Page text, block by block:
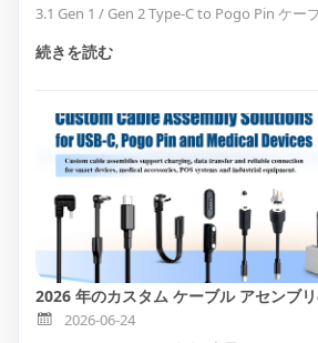
3.1 Gen 1 / Gen 2 Type-C to Pogo Pin ケー
このソリューションは、スマート デバイス
POS システム、試験治具、カスタム電子製
タマイズをサポートします。
続きを読む
2026-06-24